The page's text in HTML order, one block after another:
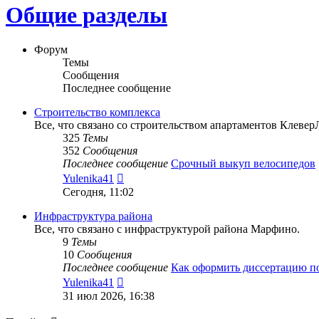
Общие разделы
Форум
Темы
Сообщения
Последнее сообщение
Строительство комплекса
Все, что связано со строительством апартаментов
325 Темы
352 Сообщения
Последнее сообщение Срочный выкуп велосипедов
Yulenika41
к
сообщению
Сегодня, 11:02
Инфраструктура района
Все, что связано с инфраструктурой района Марфино.
9 Темы
10 Сообщения
Последнее сообщение Как оформить диссертацию
Yulenika41
31 июл 2026, 16:38